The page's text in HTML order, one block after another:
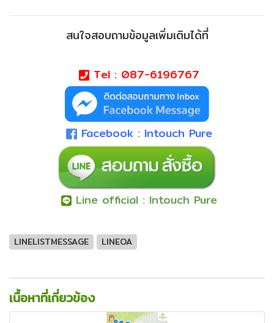
สนใจสอบถามข้อมูลเพิ่มเติมได้ที่
Tel : 087-6196767
Facebook : Intouch Pure
Line official : Intouch Pure
LINELISTMESSAGE LINEOA
เนื้อหาที่เกี่ยวข้อง